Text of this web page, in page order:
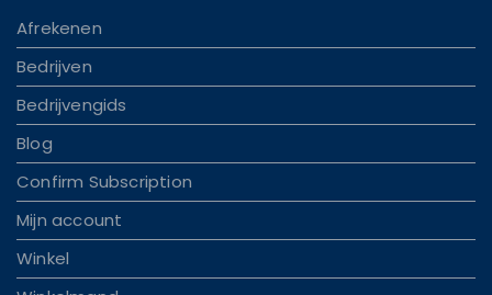
Afrekenen
Bedrijven
Bedrijvengids
Blog
Confirm Subscription
Mijn account
Winkel